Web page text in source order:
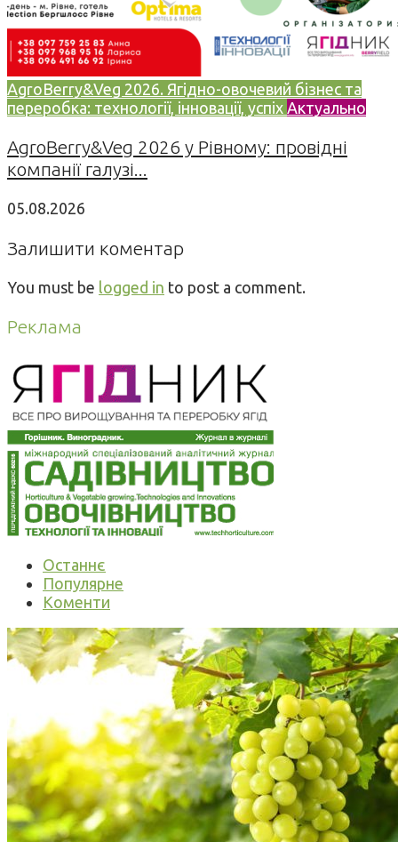
AgroBerry&Veg 2026. Ягідно-овочевий бізнес та
переробка: технології, інновації, успіх Актуально
AgroBerry&Veg 2026 у Рівному: провідні
компанії галузі...
05.08.2026
Залишити коментар
You must be logged in to post a comment.
Реклама
Останнє
Популярне
Коменти